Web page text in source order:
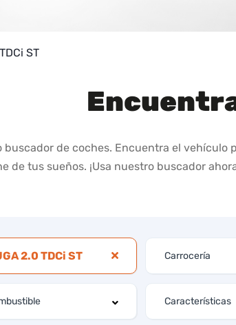
ST
de coches. Encuentra el
de tus sueños. ¡Usa nuestro buscador
2.0 TDCi ST
Características